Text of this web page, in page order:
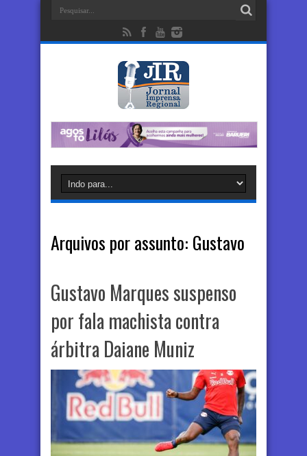
Arquivos por assunto: Gustavo
Gustavo Marques suspenso
por fala machista contra
árbitra Daiane Muniz